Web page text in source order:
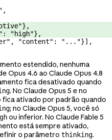
,
},
: "high"},
, "content" : "..."}],
estendido, nenhuma
Opus 4.6 ao Claude Opus 4.8
fica desativado quando
. No Claude Opus 5 e no
fica ativado por padrão quando
; no Claude Opus 5, você só
ou inferior. No Claude Fable 5
está sempre ativado,
o parâmetro thinking.